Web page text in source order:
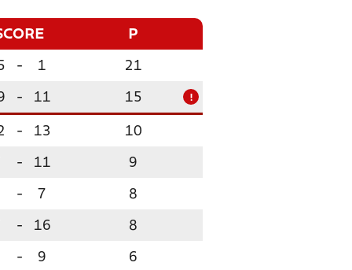
P
- 1 21
- 11 15 !
- 13 10
- 11 9
- 7 8
- 16 8
- 9 6